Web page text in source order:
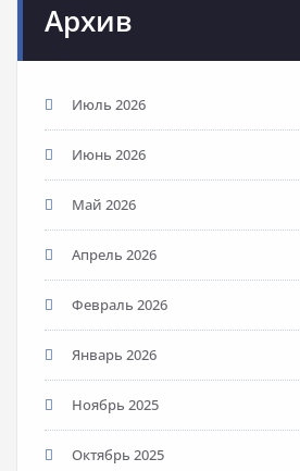
Архив
Июль 2026
Июнь 2026
Май 2026
Апрель 2026
Февраль 2026
Январь 2026
Ноябрь 2025
Октябрь 2025